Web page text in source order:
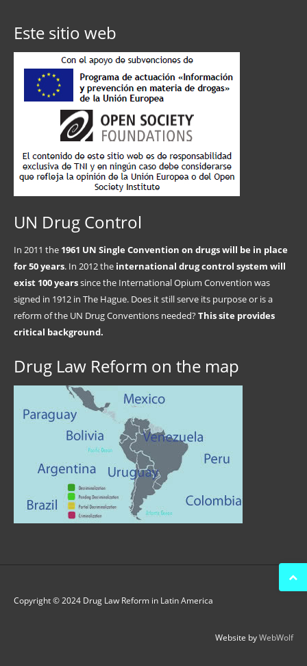
Este sitio web
UN Drug Control
In 2011 the 1961 UN Single Convention on drugs will be in place
for 50 years. In 2012 the international drug control system will
exist 100 yearssince the International Opium Convention was
signed in 1912 in The Hague. Does it still serve its purpose or is a
reform of the UN Drug Conventions needed?This site provides
critical background.
Drug Law Reform on the map
Copyright © 2024 Drug Law Reform in Latin America
Website byWebWolf